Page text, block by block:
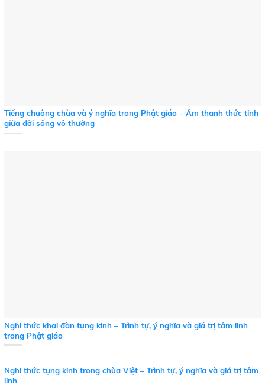
Tiếng chuông chùa và ý nghĩa trong Phật giáo – Âm thanh thức tỉnh
giữa đời sống vô thường
Nghi thức khai đàn tụng kinh – Trình tự, ý nghĩa và giá trị tâm linh
trong Phật giáo
Nghi thức tụng kinh trong chùa Việt – Trình tự, ý nghĩa và giá trị tâm
linh